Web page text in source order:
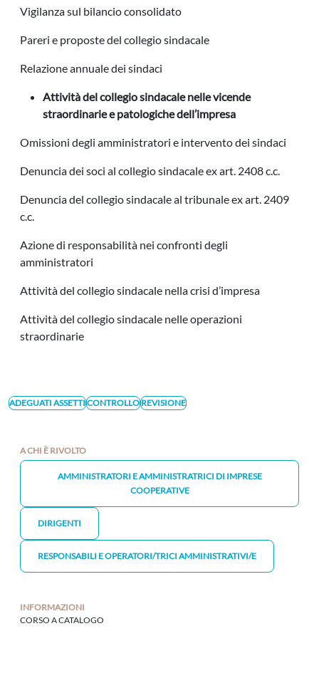
Vigilanza sul bilancio consolidato
Pareri e proposte del collegio sindacale
Relazione annuale dei sindaci
Attività del collegio sindacale nelle vicende
straordinarie e patologiche dell’impresa
Omissioni degli amministratori e intervento dei sindaci
Denuncia dei soci al collegio sindacale ex art. 2408 c.c.
Denuncia del collegio sindacale al tribunale ex art. 2409
c.c.
Azione di responsabilità nei confronti degli
amministratori
Attività del collegio sindacale nella crisi d’impresa
Attività del collegio sindacale nelle operazioni
straordinarie
ADEGUATI ASSETTICONTROLLOREVISIONE
A CHI È RIVOLTO
AMMINISTRATORI E AMMINISTRATRICI DI IMPRESE
COOPERATIVE
DIRIGENTI
RESPONSABILI E OPERATORI/TRICI AMMINISTRATIVI/E
INFORMAZIONI
CORSO A CATALOGO